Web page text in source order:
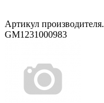
Артикул производителя.
GM1231000983